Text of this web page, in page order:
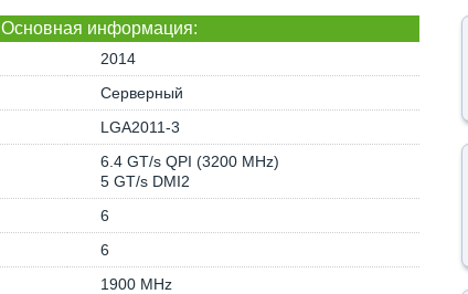
Основная информация:
2014
Серверный
LGA2011-3
6.4 GT/s QPI (3200 MHz)
5 GT/s DMI2
6
6
1900 MHz